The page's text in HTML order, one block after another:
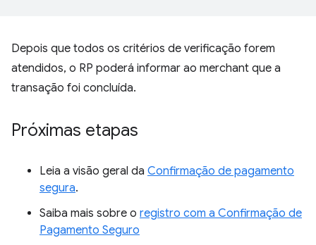
Depois que todos os critérios de verificação forem
atendidos, o RP poderá informar ao merchant que a
transação foi concluída.
Próximas etapas
Leia a visão geral da Confirmação de pagamento
segura.
Saiba mais sobre o registro com a Confirmação de
Pagamento Seguro